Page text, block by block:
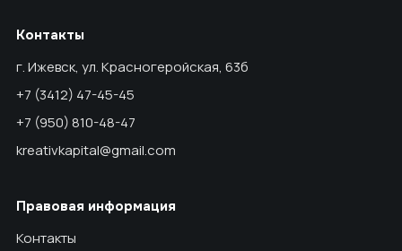
Контакты
г. Ижевск, ул. Красногеройская, 63б
+7 (3412) 47-45-45
+7 (950) 810-48-47
kreativkapital@gmail.com
Правовая информация
Контакты